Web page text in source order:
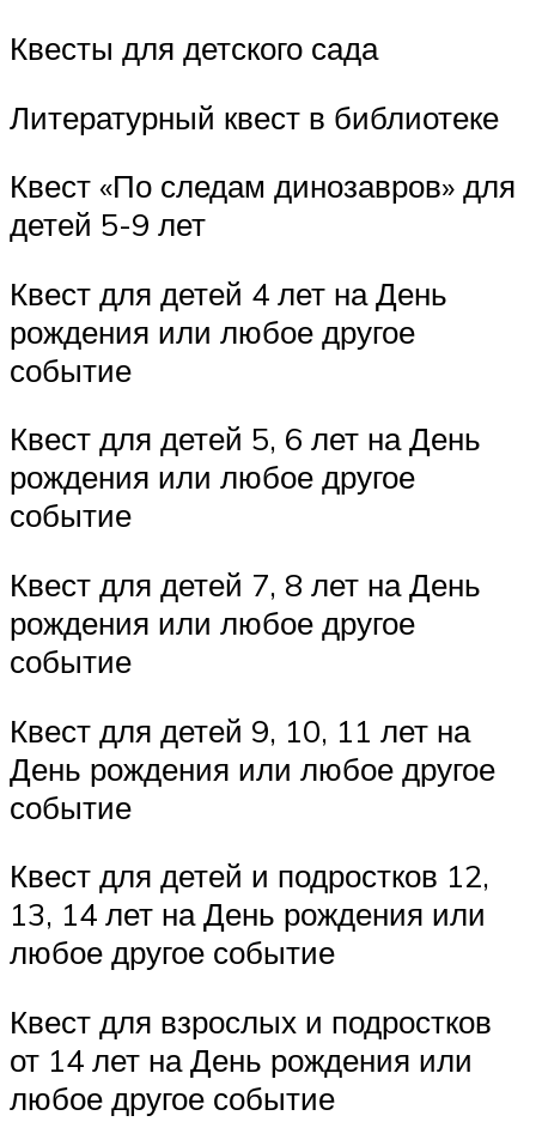
Квесты для детского сада
Литературный квест в библиотеке
Квест «По следам динозавров» для
детей 5-9 лет
Квест для детей 4 лет на День
рождения или любое другое
событие
Квест для детей 5, 6 лет на День
рождения или любое другое
событие
Квест для детей 7, 8 лет на День
рождения или любое другое
событие
Квест для детей 9, 10, 11 лет на
День рождения или любое другое
событие
Квест для детей и подростков 12,
13, 14 лет на День рождения или
любое другое событие
Квест для взрослых и подростков
от 14 лет на День рождения или
любое другое событие